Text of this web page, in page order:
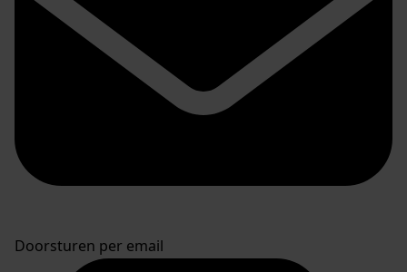
Doorsturen per email